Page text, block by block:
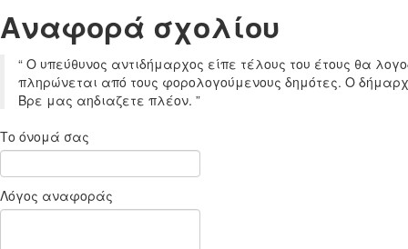
Aναφορά σχoλίου
“ Ο υπεύθυνος αντιδήμαρχος είπε τέλους του έτους θα
πληρώνεται από τους φορολογούμενους δημότες. Ο
Βρε μας αηδιαζετε πλέον. ”
Το όνομά σας
Λόγος αναφοράς